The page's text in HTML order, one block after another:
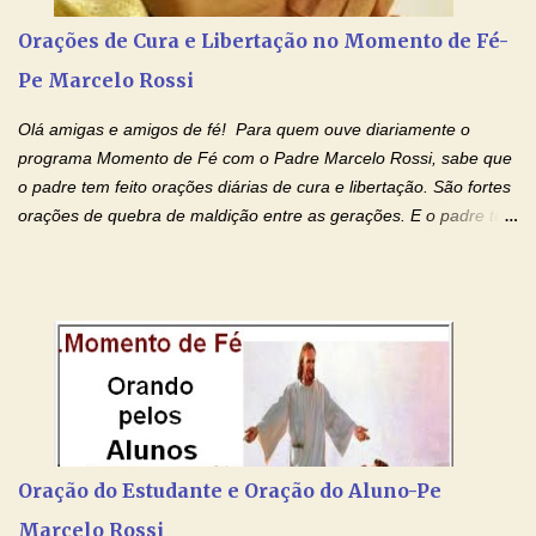
doenças do coração, NO SAGRADO CORAÇÃO DE JESUS E NO
Orações de Cura e Libertação no Momento de Fé-
Pe Marcelo Rossi
Olá amigas e amigos de fé! Para quem ouve diariamente o
programa Momento de Fé com o Padre Marcelo Rossi, sabe que
o padre tem feito orações diárias de cura e libertação. São fortes
orações de quebra de maldição entre as gerações. E o padre tem
por estas valiosas orações. Tenham um lindo fim de semana na
paz de Jesus Cristo e no amor de Maria Santíssima. Adriana-
Devoção e Fé Clique para acessar: Facebook Padre Marcelo
Rossi Site Padre Marcelo Rossi (para ouvir o Momento de Fé)
Tocai, Cura! E Restaura! "Jesus, no poder de Seu Nome, peço
gerações, através de todas as raízes da minha árvore
genealógica. Que o Sangue de Jesus, purificador e vivificante,
Oração do Estudante e Oração do Aluno-Pe
Marcelo Rossi